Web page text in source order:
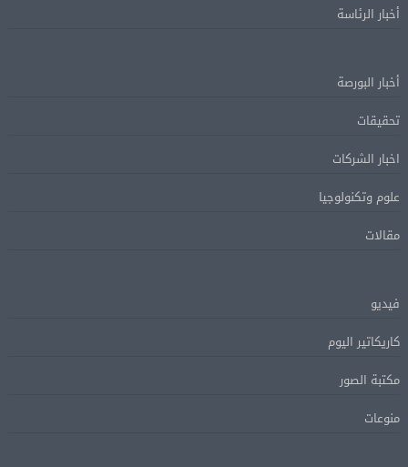
أخبار الرئاسة
أخبار البورصة
تحقيقات
اخبار الشركات
علوم وتكنولوجيا
مقالات
فيديو
كاريكاتير اليوم
مكتبة الصور
منوعات